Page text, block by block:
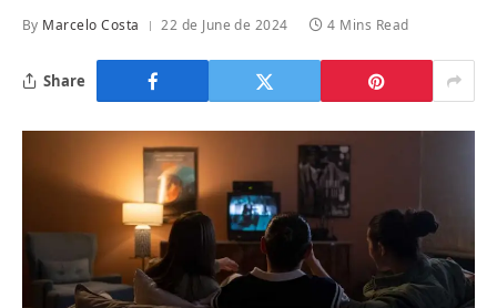
By Marcelo Costa 22 de June de 2024 4 Mins Read
Share